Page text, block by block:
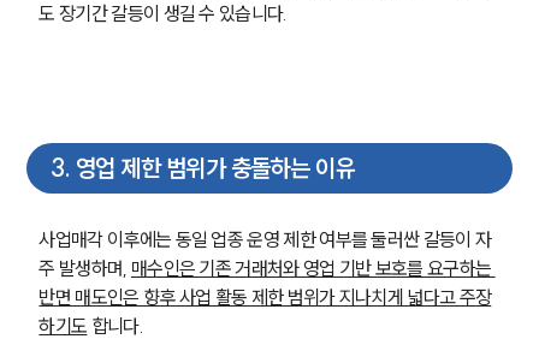
도 장기간 갈등이 생길 수 있습니다.
3. 영업 제한 범위가 충돌하는 이유
사업매각 이후에는 동일 업종 운영 제한 여부를 둘러싼 갈등이 자
주 발생하며, 매수인은 기존 거래처와 영업 기반 보호를 요구하는
반면 매도인은 향후 사업 활동 제한 범위가 지나치게 넓다고 주장
하기도 합니다.